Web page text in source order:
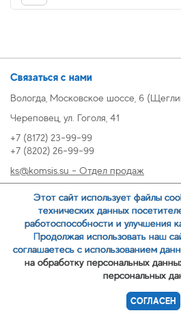
Связаться с нами
Вологда, Московское шоссе, 6
Череповец, ул. Гоголя, 41
+7 (8172) 23-99-99
+7 (8202) 26-99-99
ks@komsis.su - Отдел продаж
oz@komsis.su - Отдел закупок
ЗАКАЗАТЬ ЗВОНОК
Политика обработки
Этот сайт использует файлы
технических данных
работоспособности и улучшения
Продолжая использовать наш
соглашаетесь с использованием
на обработку персональных
персональных
СОГЛАСЕН